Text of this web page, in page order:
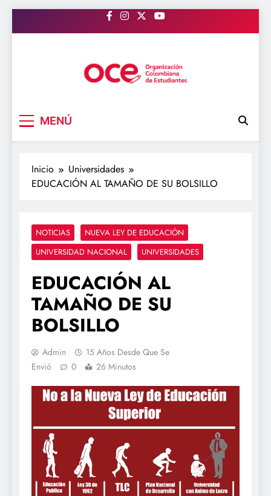
al
MENÚ
Inicio
Universidades
EDUCACIÓN AL TAMAÑO DE SU BOLSILLO
NOTICIAS
NUEVA LEY DE EDUCACIÓN
UNIVERSIDAD NACIONAL
UNIVERSIDADES
EDUCACIÓN AL
TAMAÑO DE SU
BOLSILLO
Admin
15 Años Desde Que Se
Envió
0 26 Minutos